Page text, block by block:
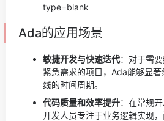
type=blank
Ada的应用场景
敏捷开发与快速迭代：对于需
紧急需求的项目，Ada能够显
线的时间周期。
代码质量和效率提升：在常规
开发人员专注于业务逻辑实现